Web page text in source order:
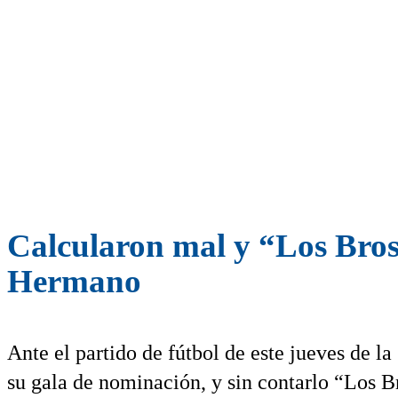
Calcularon mal y “Los
Hermano
Ante el partido de fútbol de este jueves de
su gala de nominación, y sin contarlo “Los